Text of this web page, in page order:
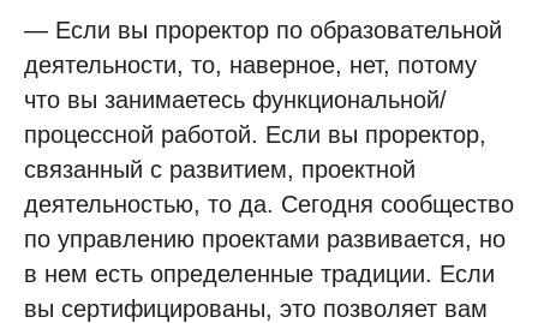
— Если вы проректор по образовательной
деятельности, то, наверное, нет, потому
что вы занимаетесь функциональной/
процессной работой. Если вы проректор,
связанный с развитием, проектной
деятельностью, то да. Сегодня сообщество
по управлению проектами развивается, но
в нем есть определенные традиции. Если
вы сертифицированы, это позволяет вам